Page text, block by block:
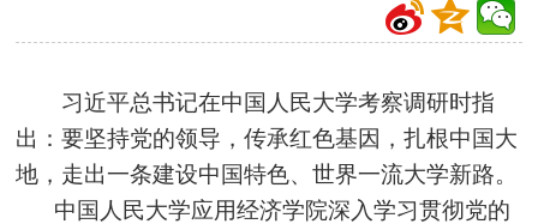
习近平总书记在中国人民大学考察调研时指
出：要坚持党的领导，传承红色基因，扎根中国大
地，走出一条建设中国特色、世界一流大学新路。
中国人民大学应用经济学院深入学习贯彻党的